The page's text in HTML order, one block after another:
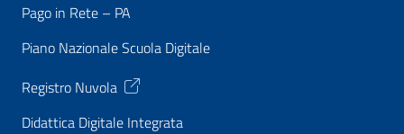
Pago in Rete – PA
Piano Nazionale Scuola Digitale
Registro Nuvola
Didattica Digitale Integrata